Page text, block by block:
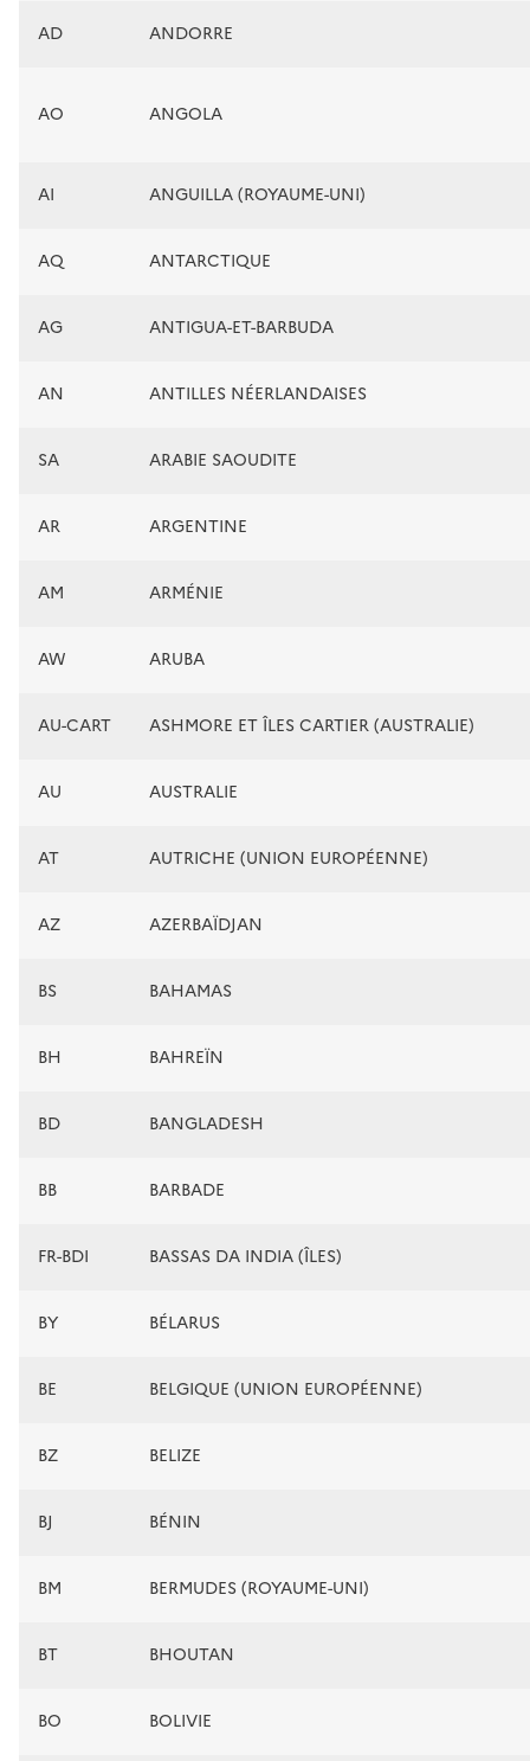
AD ANDORRE
AO ANGOLA
AI ANGUILLA (ROYAUME-UNI)
AQ ANTARCTIQUE
AG ANTIGUA-ET-BARBUDA
AN ANTILLES NÉERLANDAISES
SA ARABIE SAOUDITE
AR ARGENTINE
AM ARMÉNIE
AW ARUBA
AU-CART ASHMORE ET ÎLES CARTIER (AUSTRALIE)
AU AUSTRALIE
AT AUTRICHE (UNION EUROPÉENNE)
AZ AZERBAÏDJAN
BS BAHAMAS
BH BAHREÏN
BD BANGLADESH
BB BARBADE
FR-BDI BASSAS DA INDIA (ÎLES)
BY BÉLARUS
BE BELGIQUE (UNION EUROPÉENNE)
BZ BELIZE
BJ BÉNIN
BM BERMUDES (ROYAUME-UNI)
BT BHOUTAN
BO BOLIVIE